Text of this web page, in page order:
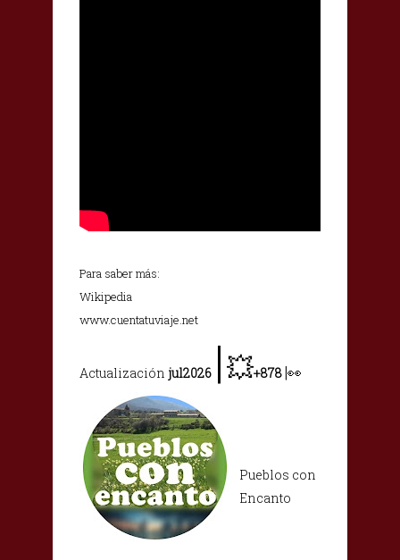
Para saber más:
Wikipedia
www.cuentatuviaje.net
Actualización jul2026 |💥+878|👀
Pueblos con
Encanto